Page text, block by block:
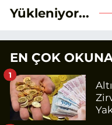
Yükleniyor...
EN ÇOK
1